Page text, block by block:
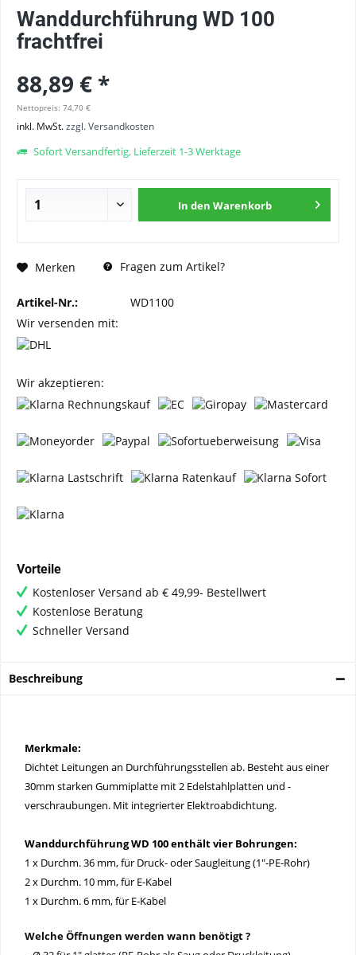
Wanddurchführung WD 100
frachtfrei
88,89 € *
Nettopreis: 74,70 €
inkl. MwSt.zzgl. Versandkosten
Sofort Versandfertig, Lieferzeit 1-3 Werktage
In den Warenkorb
Merken Fragen zum Artikel?
Artikel-Nr.:
WD1100
Wir versenden mit:
Wir akzeptieren:
Vorteile
Kostenloser Versand ab € 49,99- Bestellwert
Kostenlose Beratung
Schneller Versand
Beschreibung
Merkmale:
Dichtet Leitungen an Durchführungsstellen ab. Besteht aus einer
30mm starken Gummiplatte mit 2 Edelstahlplatten und -
verschraubungen. Mit integrierter Elektroabdichtung.
Wanddurchführung WD 100 enthält vier Bohrungen:
1 x Durchm. 36 mm, für Druck- oder Saugleitung (1"-PE-Rohr)
2 x Durchm. 10 mm, für E-Kabel
1 x Durchm. 6 mm, für E-Kabel
Welche Öffnungen werden wann benötigt ?